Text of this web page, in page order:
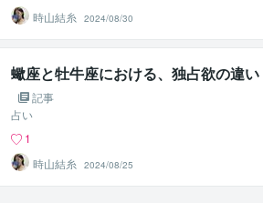
時山結糸
2024/08/30
蠍座と牡牛座における、独占欲の違い
記事
占い
1
時山結糸
2024/08/25